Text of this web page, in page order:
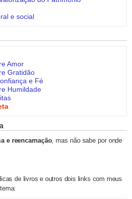
e social
Amor
Gratidão
e Fé
Humildade
e reencarnação, mas não sabe por onde
de livros e outros dois links com meus